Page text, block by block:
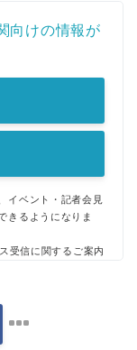
向けの情報が
イベント・記者会見
きるようになりま
受信に関するご案内